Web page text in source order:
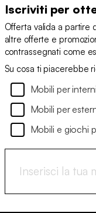
Iscriviti per
Offerta valida a partire
altre offerte e
contrassegnati come
Su cosa ti piacerebbe
Mobili per interni
Mobili per
Mobili e giochi